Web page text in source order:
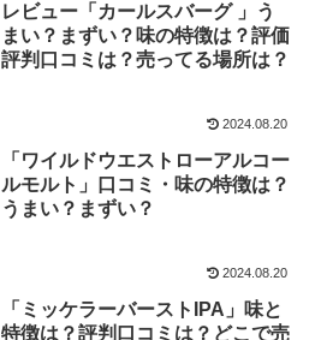
レビュー「カールスバーグ 」う
まい？まずい？味の特徴は？評価
評判口コミは？売ってる場所は？
2024.08.20
「ワイルドウエストローアルコー
ルモルト」口コミ・味の特徴は？
うまい？まずい？
2024.08.20
「ミッケラーバーストIPA」味と
特徴は？評判口コミは？どこで売